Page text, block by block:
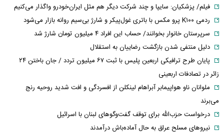
فیلم/ پزشکیان: سایپا و چند شرکت دیگر هم مثل ایران‌خودرو واگذار می‌کنیم
ردمی K۱۰۰ پرو مکس با باتری غول‌پیکر و شارژ بی‌سیم روانه بازار می‌شود
سرپرستان خانوار بخوانند/ حساب این افراد ۴ میلیون تومان شارژ شد
دلیل منتفی شدن بازگشت رضاییان به استقلال
پایان طرح ترافیکی اربعین پلیس با ثبت ۶۷ میلیون تردد / جان باختن ۲۴
زائر در تصادفات اربعینی
ملوانان ناو هواپیمابر آبراهام لینکلن از افسردگی و افت شدید روحیه رنج
می‌برند
درخواست حزب‌الله برای توقف گفت‌وگوهای لبنان با اسرائیل
نیروهای مسلح عراق به حال آماده‌باش درآمدند